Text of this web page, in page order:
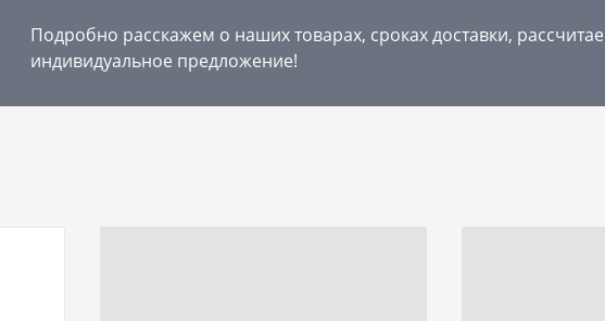
Подробно расскажем о наших товарах, сроках доставки,
индивидуальное предложение!